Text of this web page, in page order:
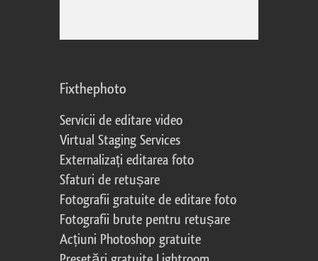
Fixthephoto
Servicii de editare video
Virtual Staging Services
Externalizați editarea foto
Sfaturi de retușare
Fotografii gratuite de editare foto
Fotografii brute pentru retușare
Acțiuni Photoshop gratuite